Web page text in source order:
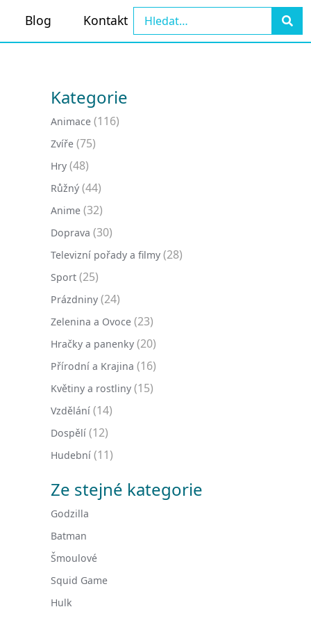
Blog Kontakt
Kategorie
Animace (116)
Zvíře (75)
Hry (48)
Růžný (44)
Anime (32)
Doprava (30)
Televizní pořady a filmy (28)
Sport (25)
Prázdniny (24)
Zelenina a Ovoce (23)
Hračky a panenky (20)
Přírodní a Krajina (16)
Květiny a rostliny (15)
Vzdělání (14)
Dospělí (12)
Hudební (11)
Ze stejné kategorie
Godzilla
Batman
Šmoulové
Squid Game
Hulk